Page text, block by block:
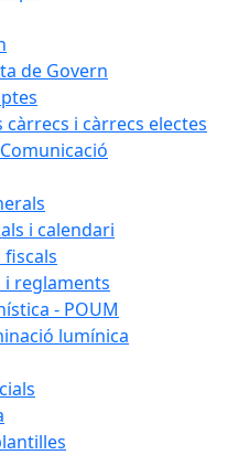
de Govern
i càrrecs electes
i calendari
fiscals
i reglaments
- POUM
lumínica